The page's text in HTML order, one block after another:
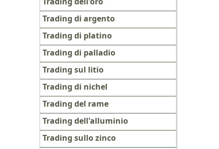
Trading di argento
Trading di platino
Trading di palladio
Trading sul litio
Trading di nichel
Trading del rame
Trading dell'alluminio
Trading sullo zinco